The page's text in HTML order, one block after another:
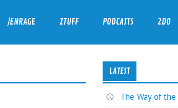
/ENRAGE ZTUFF PODCASTS 2DO
LATEST
The Way of